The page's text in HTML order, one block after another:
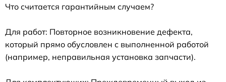
Что считается гарантийным случаем?
Для работ: Повторное возникновение дефекта,
который прямо обусловлен с выполненной работой
(например, неправильная установка запчасти).